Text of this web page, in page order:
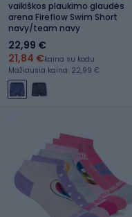
vaikiškos plaukimo glaudės
arena Fireflow Swim Short
navy/team navy
22,99 €
21,84 €kaina su kodu
Mažiausia kaina: 22,99 €